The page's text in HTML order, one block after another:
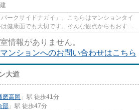
ークサイドナガイ」。こちらはマンションタイ
健康面でも大切です。そんな観点からもおすす
情報がありません。
ンションへのお問い合わせはこちら
大道
磨高岡 」駅 徒歩41分
部 」駅 徒歩47分